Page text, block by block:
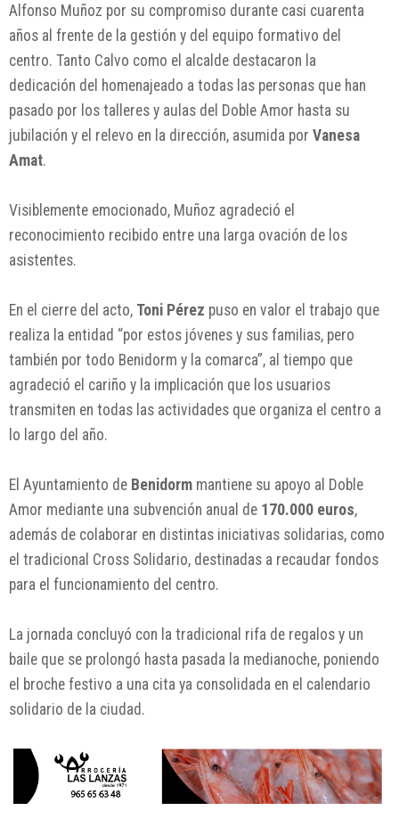
Alfonso Muñoz por su compromiso durante casi cuarenta
años al frente de la gestión y del equipo formativo del
centro. Tanto Calvo como el alcalde destacaron la
dedicación del homenajeado a todas las personas que han
pasado por los talleres y aulas del Doble Amor hasta su
jubilación y el relevo en la dirección, asumida por Vanesa
Amat.
Visiblemente emocionado, Muñoz agradeció el
reconocimiento recibido entre una larga ovación de los
asistentes.
En el cierre del acto, Toni Pérez puso en valor el trabajo que
realiza la entidad “por estos jóvenes y sus familias, pero
también por todo Benidorm y la comarca”, al tiempo que
agradeció el cariño y la implicación que los usuarios
transmiten en todas las actividades que organiza el centro a
lo largo del año.
El Ayuntamiento de Benidorm mantiene su apoyo al Doble
Amor mediante una subvención anual de 170.000 euros,
además de colaborar en distintas iniciativas solidarias, como
el tradicional Cross Solidario, destinadas a recaudar fondos
para el funcionamiento del centro.
La jornada concluyó con la tradicional rifa de regalos y un
baile que se prolongó hasta pasada la medianoche, poniendo
el broche festivo a una cita ya consolidada en el calendario
solidario de la ciudad.